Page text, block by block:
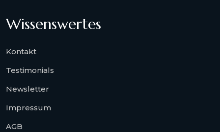
Wissenswertes
Kontakt
Testimonials
Newsletter
Impressum
AGB